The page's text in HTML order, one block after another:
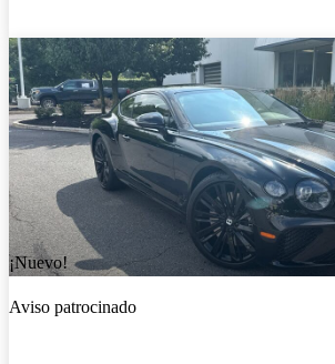
¡Nuevo!
Aviso patrocinado